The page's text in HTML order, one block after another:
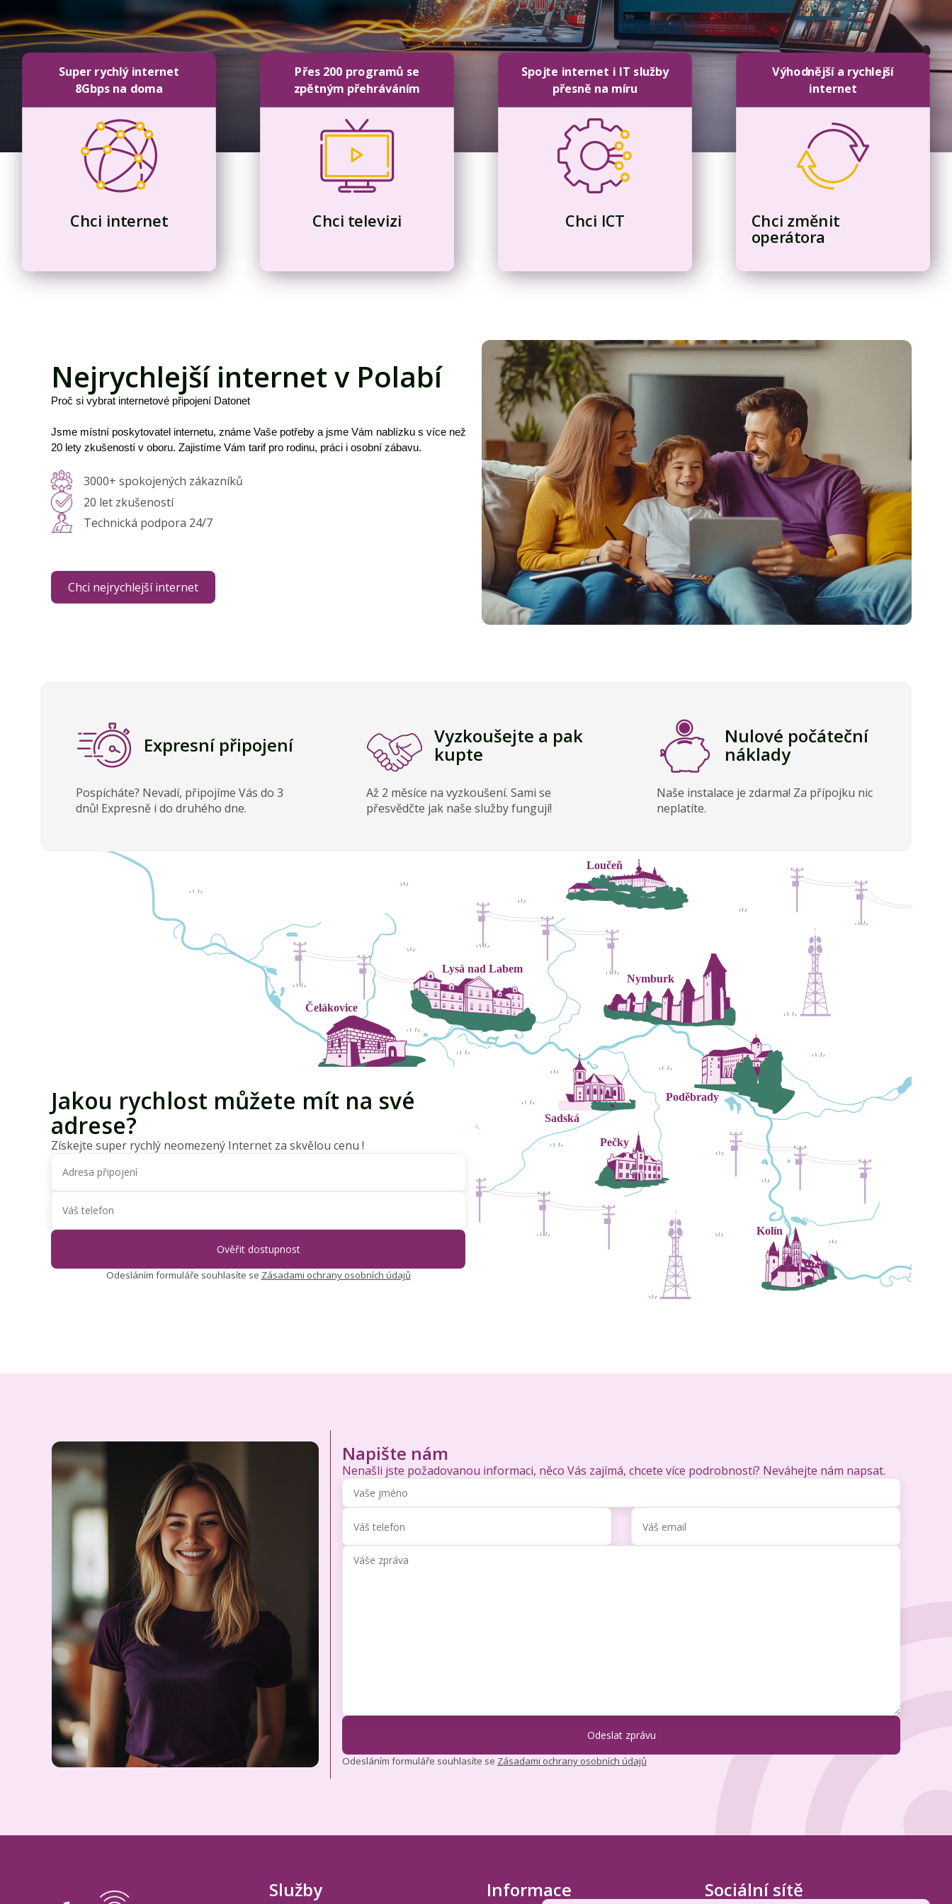
Super rychlý internet
8Gbps na doma
Chci internet
Přes 200 programů se
zpětným přehráváním
Chci televizi
Spojte internet i IT služby
přesně na míru
Chci ICT
Výhodnější a rychlejší
internet
Chci změnit
operátora
Nejrychlejší internet v Polabí
Proč si vybrat internetové připojení Datonet
Jsme místní poskytovatel internetu, známe Vaše potřeby a jsme Vám nablízku s více než
20 lety zkušeností v oboru. Zajistíme Vám tarif pro rodinu, práci i osobní zábavu.
3000+ spokojených zákazníků
20 let zkušeností
Technická podpora 24/7
Chci nejrychlejší internet
Expresní připojení
Pospícháte? Nevadí, připojíme Vás do 3
dnů! Expresně i do druhého dne.
Vyzkoušejte a pak
kupte
Až 2 měsíce na vyzkoušení. Sami se
přesvědčte jak naše služby fungují!
Nulové počáteční
náklady
Naše instalace je zdarma! Za přípojku nic
neplatíte.
Jakou rychlost můžete mít na své
adrese?
Získejte super rychlý neomezený Internet za skvělou cenu !
Odesláním formuláře souhlasíte se Zásadami ochrany osobních údajů
Napište nám
Nenašli jste požadovanou informaci, něco Vás zajímá, chcete více podrobností? Neváhejte nám napsat.
Odesláním formuláře souhlasíte se Zásadami ochrany osobních údajů
Služby Informace Sociální sítě